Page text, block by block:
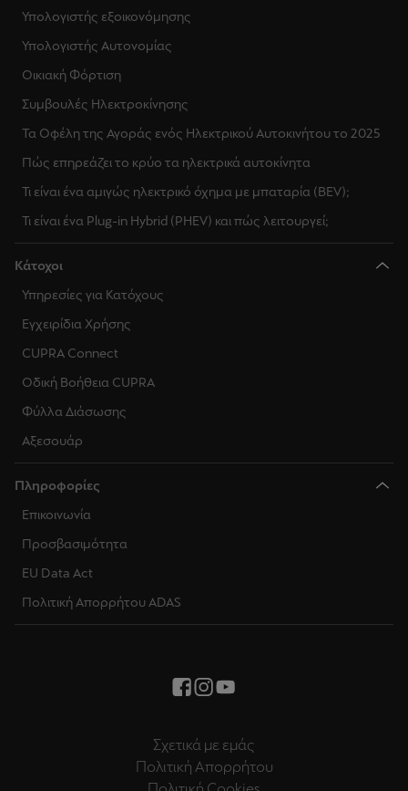
Υπολογιστής εξοικονόμησης
Υπολογιστής Αυτονομίας
Οικιακή Φόρτιση
Συμβουλές Ηλεκτροκίνησης
Τα Οφέλη της Αγοράς ενός Ηλεκτρικού Αυτοκινήτου το 2025
Πώς επηρεάζει το κρύο τα ηλεκτρικά αυτοκίνητα
Τι είναι ένα αμιγώς ηλεκτρικό όχημα με μπαταρία (BEV);
Τι είναι ένα Plug-in Hybrid (PHEV) και πώς λειτουργεί;
Κάτοχοι
Υπηρεσίες για Κατόχους
Εγχειρίδια Χρήσης
CUPRA Connect
Οδική Βοήθεια CUPRA
Φύλλα Διάσωσης
Αξεσουάρ
Πληροφορίες
Επικοινωνία
Προσβασιμότητα
EU Data Act
Πολιτική Απορρήτου ADAS
Σχετικά με εμάς
Πολιτική Απορρήτου